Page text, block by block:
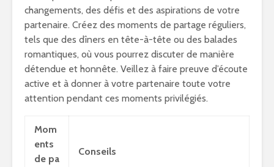
changements, des défis et des aspirations de votre
partenaire. Créez des moments de partage réguliers,
tels que des dîners en tête-à-tête ou des balades
romantiques, où vous pourrez discuter de manière
détendue et honnête. Veillez à faire preuve d’écoute
active et à donner à votre partenaire toute votre
attention pendant ces moments privilégiés.
Mom
ents
de pa
Conseils